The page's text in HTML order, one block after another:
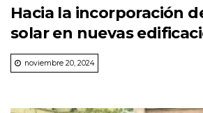
Hacia la incorporación
solar en nuevas
noviembre 20, 2024